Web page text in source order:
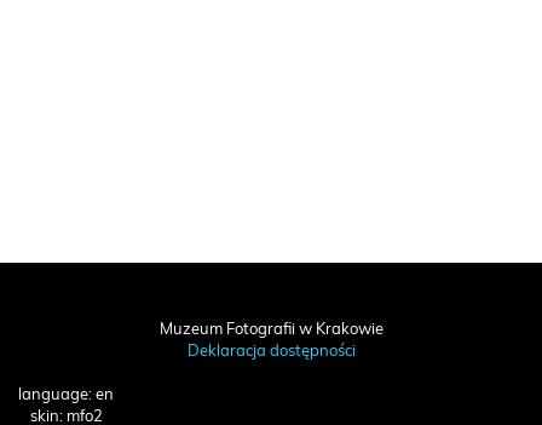
Muzeum Fotografii w Krakowie
Deklaracja dostępności
language: en
skin: mfo2